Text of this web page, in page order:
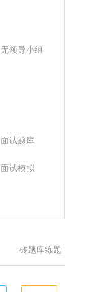
无领导小组
面试题库
面试模拟
砖题库练题